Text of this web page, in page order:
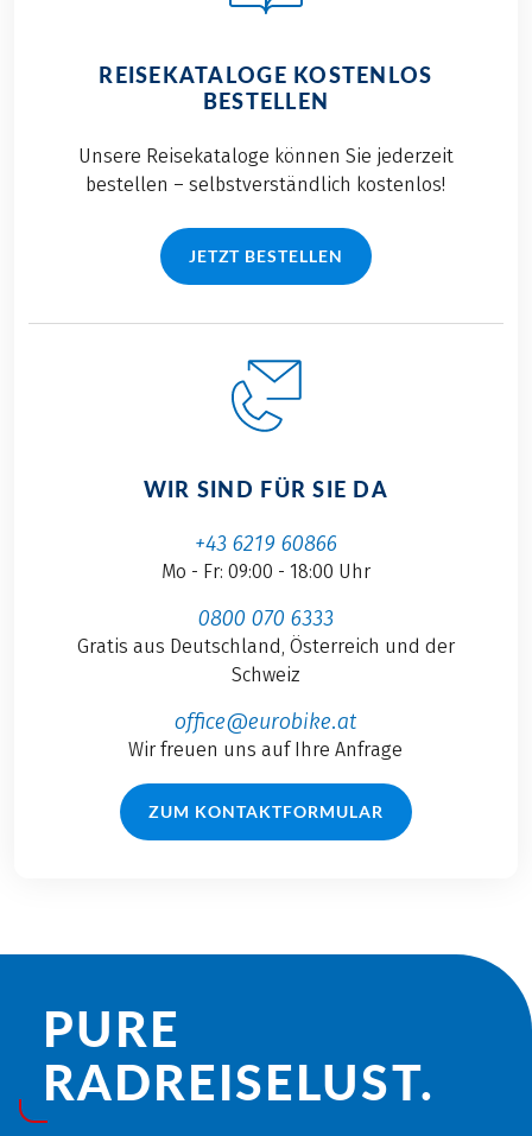
REISEKATALOGE KOSTENLOS
BESTELLEN
Unsere Reisekataloge können Sie jederzeit
bestellen – selbstverständlich kostenlos!
JETZT BESTELLEN
WIR SIND FÜR SIE DA
+43 6219 60866
Mo - Fr: 09:00 - 18:00 Uhr
0800 070 6333
Gratis aus Deutschland, Österreich und der
Schweiz
office@eurobike.at
Wir freuen uns auf Ihre Anfrage
ZUM KONTAKTFORMULAR
PURE
RADREISE­LUST.